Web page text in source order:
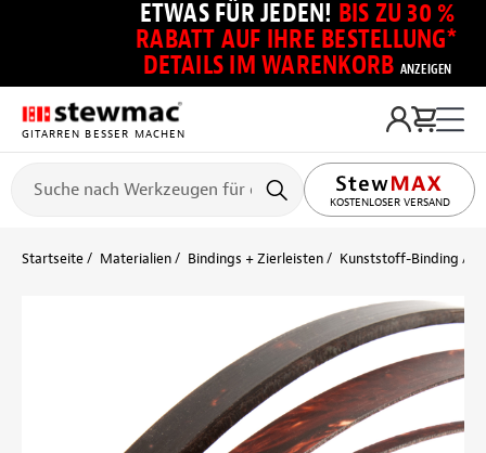
ETWAS FÜR JEDEN! BIS ZU 30 %
RABATT AUF IHRE BESTELLUNG*
DETAILS IM WARENKORB ANZEIGEN
GITARREN BESSER MACHEN
KOSTENLOSER VERSAND
Startseite Materialien Bindings + Zierleisten Kunststoff-Binding